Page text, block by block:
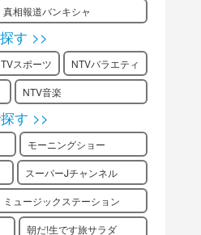
真相報道バンキシャ
す >>
スポーツ NTVバラエティ
NTV音楽
す >>
モーニングショー
スーパーJチャンネル
ミュージックステーション
朝だ!生です旅サラダ